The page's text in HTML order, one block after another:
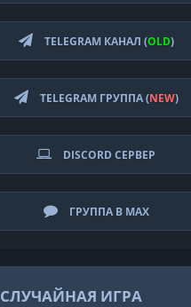
TELEGRAM КАНАЛ (OLD)
TELEGRAM ГРУППА (NEW)
DISCORD СЕРВЕР
ГРУППА В MAX
СЛУЧАЙНАЯ ИГРА